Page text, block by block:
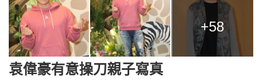
+58
袁偉豪有意操刀親子寫真